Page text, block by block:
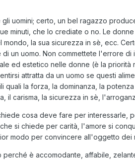
uomini; certo, un bel ragazzo
minuti, che lo crediate o no. Le
la sua sicurezza in sè, ecc.
un uomo. Non commettete l'errore
ed estetico nelle donne (è la
attratta da un uomo se questi
quali la forza, la dominanza, la
il carisma, la sicurezza in sè,
cosa deve fare per interessarle,
si chiede per carità, l'amore si
modo per convincere all'oggetto
perché è accomodante, affabile,